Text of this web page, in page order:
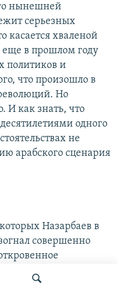
нынешней
серьезных
касается хваленой
еще в прошлом году
политиков и
что произошло в
Но
И как знать, что
одного
не
арабского сценария
Назарбаев в
совершенно
силу закона,